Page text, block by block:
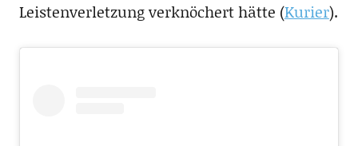
Leistenverletzung verknöchert hätte (Kurier).